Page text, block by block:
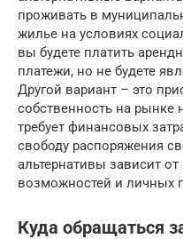
проживать в
жилье на условиях
вы будете платить
платежи, но не будете
Другой вариант – это
собственность на рынке
требует финансовых
свободу распоряжения
альтернативы зависит
возможностей и личных
Куда обращаться